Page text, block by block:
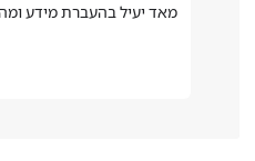
מאד יעיל בהעברת מידע